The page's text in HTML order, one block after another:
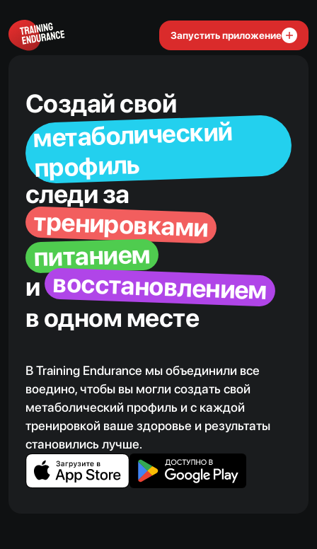
Запустить приложение
Создай свой
метаболический
профиль
следи за
тренировками
питанием
и восстановлением
в одном месте
В Training Endurance мы объединили все
воедино, чтобы вы могли создать свой
метаболический профиль и с каждой
тренировкой ваше здоровье и результаты
становились лучше.